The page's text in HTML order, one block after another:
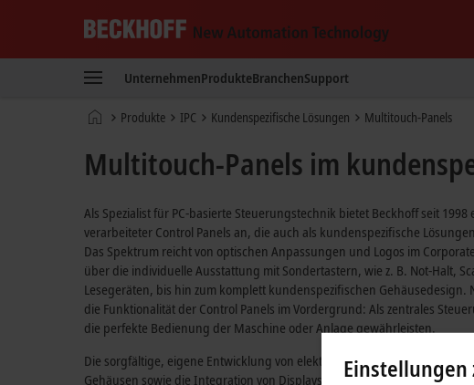
New
Technology
UnternehmenProdukteBranchenSupport
StartseiteProdukte IPC Kundenspezifische Lösungen Multitouch-Panels
Multitouch-Panels im
Als Spezialist für PC-basierte Steuerungstechnik bietet Beckhoff seit 1998
verarbeiteter Control Panels an, die auch als kundenspezifische
Das Spektrum reicht von optischen Anpassungen und Logos im
über die individuelle Ausstattung mit Sondertastern, wie z. B. Not-Halt,
Lesegeräten, bis hin zum komplett kundenspezifischen Gehäusedesign.
die Funktionalität der Control Panels im Vordergrund: Als zentrales
die perfekte Bedienung der Maschine oder Anlage gewährleisten.
Die sorgfältige, eigene Entwicklung von elektronischen Komponenten,
Gehäusen sowie die Integration von Displays ermöglichen die hohe